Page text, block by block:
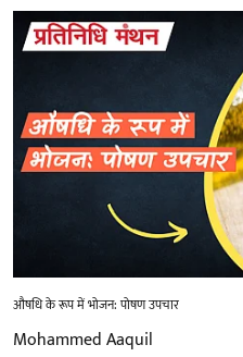
औषधि के रूप में भोजन: पोषण उपचार
Mohammed Aaquil